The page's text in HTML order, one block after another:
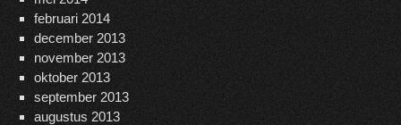
februari 2014
december 2013
november 2013
oktober 2013
september 2013
augustus 2013